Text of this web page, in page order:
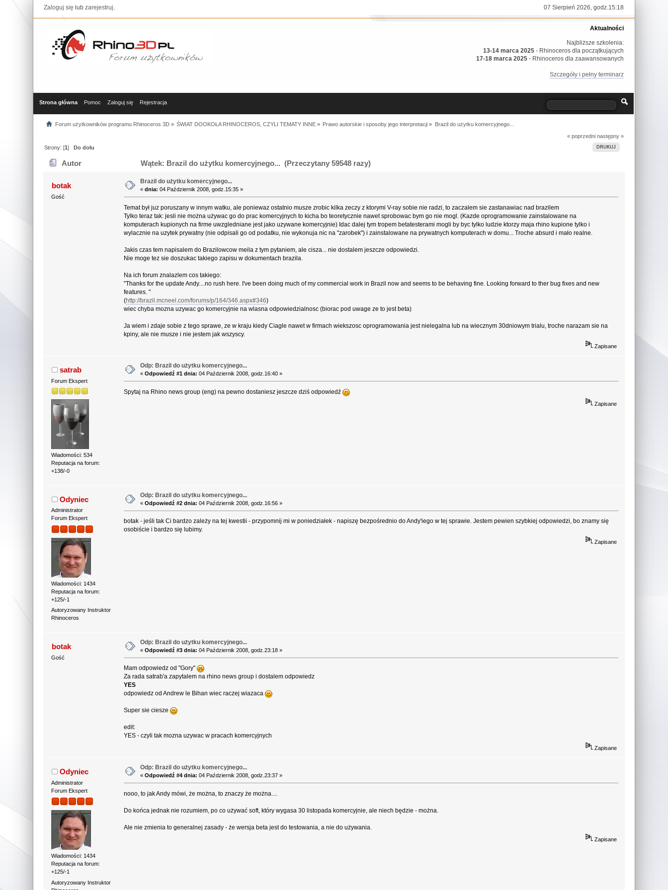
Zaloguj się lubzarejestruj. 07 Sierpień 2026, godz.15:18
Aktualności
Najbliższe szkolenia:
13-14 marca 2025 - Rhinoceros dla początkujących
17-18 marca 2025 - Rhinoceros dla zaawansowanych
Szczegóły i pełny terminarz
Strona główna Pomoc Zaloguj się Rejestracja
Forum użytkowników programu Rhinoceros 3D» ŚWIAT DOOKOŁA RHINOCEROS, CZYLI TEMATY INNE » Prawo autorskie i sposoby jego interpretacji » Brazil do użytku komercyjnego...
« poprzedni następny »
DRUKUJ
Strony: [1]Do dołu
Autor Wątek: Brazil do użytku komercyjnego... (Przeczytany 59548 razy)
botak
Gość
Brazil do użytku komercyjnego...
« dnia: 04 Październik 2008, godz.15:35 »
Temat był juz poruszany w innym watku, ale poniewaz ostatnio musze zrobic kilka zeczy z ktorymi V-ray sobie nie radzi, to zaczalem sie zastanawiac nad brazilem
Tylko teraz tak: jesli nie można używac go do prac komercyjnych to kicha bo teoretycznie nawet sprobowac bym go nie mogl. (Kazde oprogramowanie zainstalowane na
komputerach kupionych na firme uwzgledniane jest jako uzywane komercyjnie) Idac dalej tym tropem betatesterami mogli by byc tylko ludzie ktorzy maja rhino kupione tylko i
wylacznie na uzytek prywatny (nie odpisali go od podatku, nie wykonuja nic na "zarobek") i zainstalowane na prywatnych komputerach w domu... Troche absurd i mało realne.
Jakis czas tem napisalem do Brazilowcow meila z tym pytaniem, ale cisza... nie dostalem jeszcze odpowiedzi.
Nie moge tez sie doszukac takiego zapisu w dokumentach brazila.
Na ich forum znalazlem cos takiego:
"Thanks for the update Andy....no rush here. I've been doing much of my commercial work in Brazil now and seems to be behaving fine. Looking forward to ther bug fixes and new
features. "
(http://brazil.mcneel.com/forums/p/164/346.aspx#346)
wiec chyba mozna uzywac go komercyjnie na wlasna odpowiedzialnosc (biorac pod uwage ze to jest beta)
Ja wiem i zdaje sobie z tego sprawe, ze w kraju kiedy Ciagle nawet w firmach wiekszosc oprogramowania jest nielegalna lub na wiecznym 30dniowym trialu, troche narazam sie na
kpiny, ale nie musze i nie jestem jak wszyscy.
Zapisane
satrab
Forum Ekspert
Wiadomości: 534
Reputacja na forum:
+138/-0
Odp: Brazil do użytku komercyjnego...
« Odpowiedź #1 dnia: 04 Październik 2008, godz.16:40 »
Spytaj na Rhino news group (eng) na pewno dostaniesz jeszcze dziś odpowiedź
Zapisane
Odyniec
Administrator
Forum Ekspert
Wiadomości: 1434
Reputacja na forum:
+125/-1
Autoryzowany Instruktor
Rhinoceros
Odp: Brazil do użytku komercyjnego...
« Odpowiedź #2 dnia: 04 Październik 2008, godz.16:56 »
botak - jeśli tak Ci bardzo zależy na tej kwestii - przypomnij mi w poniedziałek - napiszę bezpośrednio do Andy'iego w tej sprawie. Jestem pewien szybkiej odpowiedzi, bo znamy się
osobiście i bardzo się lubimy.
Zapisane
botak
Gość
Odp: Brazil do użytku komercyjnego...
« Odpowiedź #3 dnia: 04 Październik 2008, godz.23:18 »
Mam odpowiedz od "Gory"
Za rada satrab'a zapytalem na rhino news group i dostalem odpowiedz
YES
odpowiedz od Andrew le Bihan wiec raczej wiazaca
Super sie ciesze
edit:
YES - czyli tak mozna uzywac w pracach komercyjnych
Zapisane
Odyniec
Administrator
Forum Ekspert
Wiadomości: 1434
Reputacja na forum:
+125/-1
Autoryzowany Instruktor
Odp: Brazil do użytku komercyjnego...
« Odpowiedź #4 dnia: 04 Październik 2008, godz.23:37 »
nooo, to jak Andy mówi, że można, to znaczy że można....
Do końca jednak nie rozumiem, po co używać soft, który wygasa 30 listopada komercyjnie, ale niech będzie - można.
Ale nie zmienia to generalnej zasady - że wersja beta jest do testowania, a nie do używania.
Zapisane